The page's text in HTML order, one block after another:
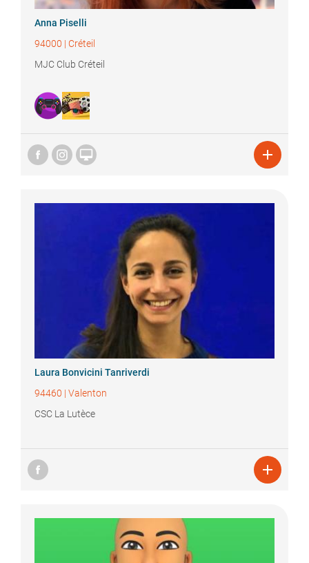
Anna Piselli
94000 | Créteil
MJC Club Créteil
 
Laura Bonvicini Tanriverdi
94460 | Valenton
CSC La Lutèce
